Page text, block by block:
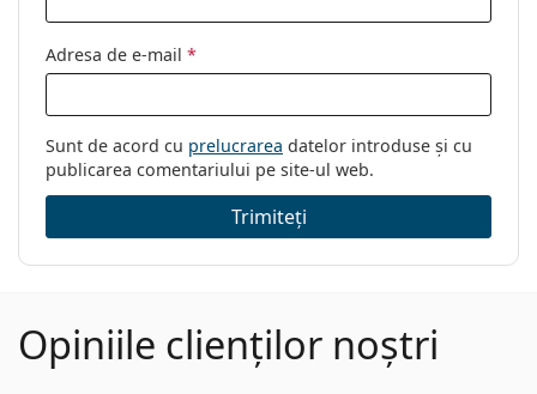
Adresa de e-mail *
Sunt de acord cu prelucrarea datelor introduse și cu
publicarea comentariului pe site-ul web.
Trimiteți
Opiniile clienților noștri